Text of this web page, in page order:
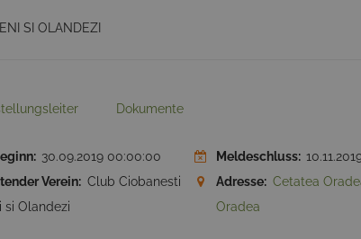
SI OLANDEZI
Dokumente
30.09.2019 00:00:00 Meldeschluss:
Verein: Club Ciobanesti
si Olandezi
Adresse: Cetatea
Oradea